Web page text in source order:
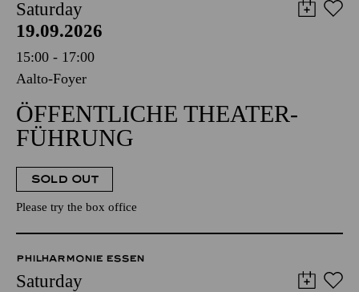
Saturday
19.09.2026
15:00 - 17:00
Aalto-Foyer
ÖFFENTLICHE THEATER­
FÜHRUNG
SOLD OUT
Please try the box office
PHILHARMONIE ESSEN
Saturday